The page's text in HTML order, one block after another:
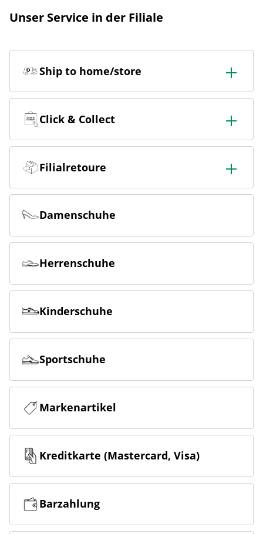
Unser Service in der Filiale
Ship to home/store
In der Filiale bestellen & in die Filiale oder nach Hause
liefern lassen.
Click & Collect
Online bestellen & kostenlos hier in der Filiale abholen
Filialretoure
Online bestellen & kostenlos in der Filiale zurückgeben
Damenschuhe
Herrenschuhe
Kinderschuhe
Sportschuhe
Markenartikel
Kreditkarte (Mastercard, Visa)
Barzahlung